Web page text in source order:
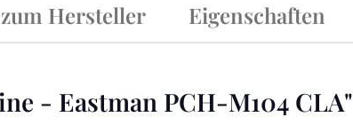
Hersteller Eigenschaften
- Eastman PCH-M104 CLA"